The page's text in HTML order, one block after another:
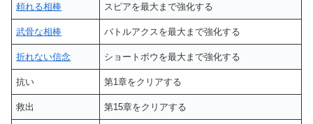
頼れる相棒 スピアを最大まで強化する
武骨な相棒 バトルアクスを最大まで強化する
折れない信念 ショートボウを最大まで強化する
抗い 第1章をクリアする
救出 第15章をクリアする